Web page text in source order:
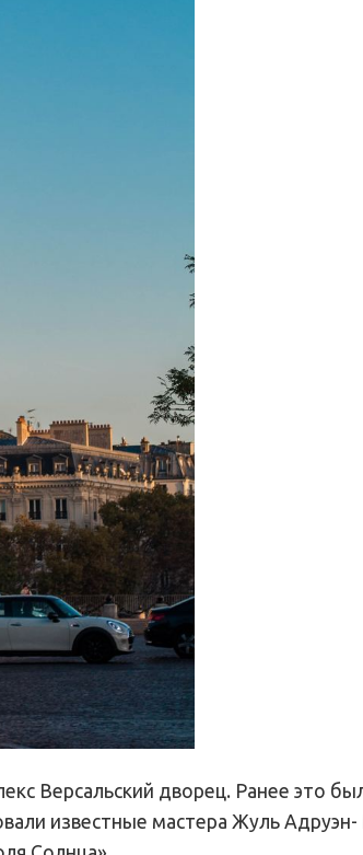
Версальский дворец. Ранее это
известные мастера Жуль Адруэн-